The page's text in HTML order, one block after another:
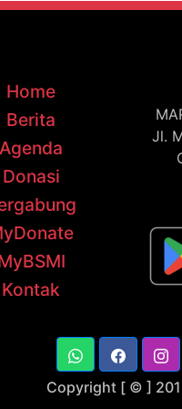
Home
Berita
Agenda
Donasi
Kontak
Jl.
Copyright [ © ]